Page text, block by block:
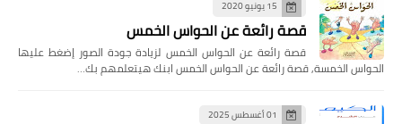
15 يونيو 2020
قصة رائعة عن الحواس الخمس
قصة رائعة عن الحواس الخمس لزيادة جودة الصور إضغط عليها
الحواس الخمسة, قصة رائعة عن الحواس الخمس ابنك هيتعلمهم بك…
01 أغسطس 2025